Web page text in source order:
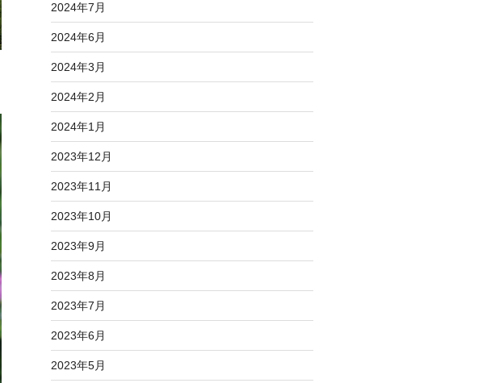
2024年7月
2024年6月
2024年3月
2024年2月
2024年1月
2023年12月
2023年11月
2023年10月
2023年9月
2023年8月
2023年7月
2023年6月
2023年5月